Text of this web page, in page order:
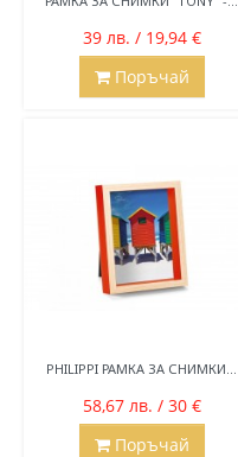
39 лв. / 19,94 €
Поръчай
PHILIPPI РАМКА ЗА СНИМКИ...
58,67 лв. / 30 €
Поръчай